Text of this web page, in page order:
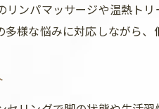
エステ脚瘦せで自信が持
ンパマッサージや温熱ト
様な悩みに対応しながら